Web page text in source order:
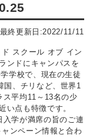
最終更新日:2022/11/11
スクール オブ イン
ンドにキャンパスを
学校で、現在の生徒
国、チリなど、世界1
ス平均11～13名の少
い点も特徴です。
学が満席の旨のご連
ンペーン情報と合わ